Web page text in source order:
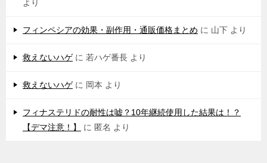
より
フィンペシアの効果・副作用・通販価格まとめ に 山下 より
救えないハゲに 若ハゲ番長 より
救えないハゲに 岡本 より
フィナステリドの耐性は嘘？10年継続使用した結果は！？
【デマ注意！】
に 匿名 より